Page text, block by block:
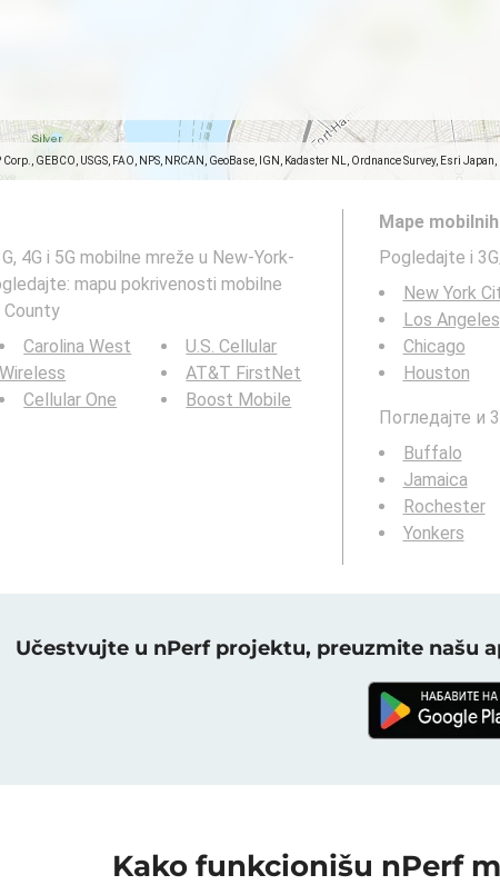
GEBCO, USGS, FAO, NPS, NRCAN, GeoBase, IGN, Kadaster NL, Ordnance Survey, Esri
4G i 5G mobilne mreže u New-York-
mapu pokrivenosti mobilne
County
Carolina West
Wireless
Cellular One
U.S. Cellular
AT&T FirstNet
Boost Mobile
Mape
Pogledajte i
New York
Los Angeles
Chicago
Houston
Погледајте и
Buffalo
Jamaica
Rochester
Yonkers
Učestvujte u nPerf projektu, preuzmite našu
Kako funkcionišu nPerf